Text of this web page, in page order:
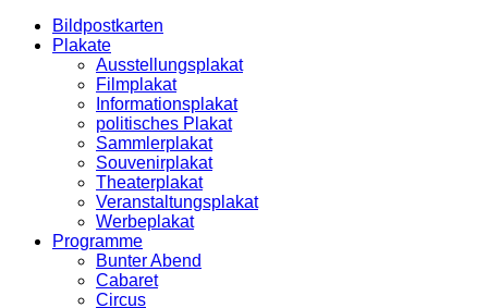
Bildpostkarten
Plakate
Ausstellungsplakat
Filmplakat
Informationsplakat
politisches Plakat
Sammlerplakat
Souvenirplakat
Theaterplakat
Veranstaltungsplakat
Werbeplakat
Programme
Bunter Abend
Cabaret
Circus